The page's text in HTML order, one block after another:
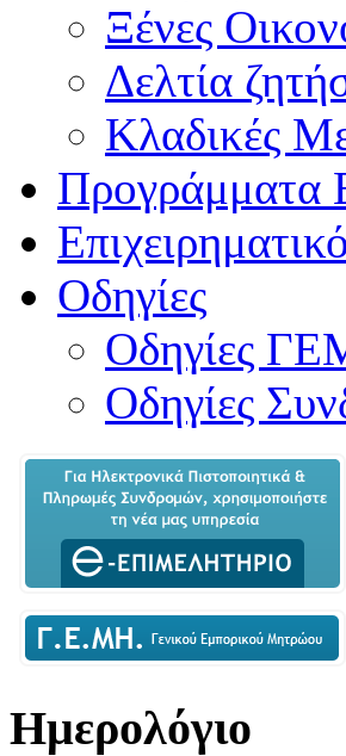
Ξένες
Δελτία
Κλαδικές
Προγράμματα
Οδηγίες
Οδηγίες
Οδηγίες
Ημερολόγιο